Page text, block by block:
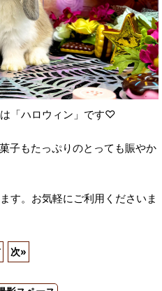
「ハロウィン」です♡
子もたっぷりのとっても賑やか
す。お気軽にご利用くださいま
次»